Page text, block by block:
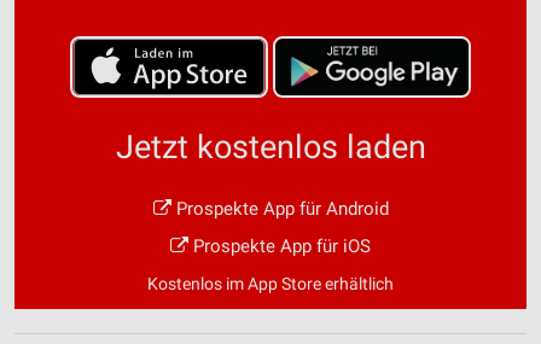
Jetzt kostenlos laden
Prospekte App für Android
Prospekte App für iOS
Kostenlos im App Store erhältlich